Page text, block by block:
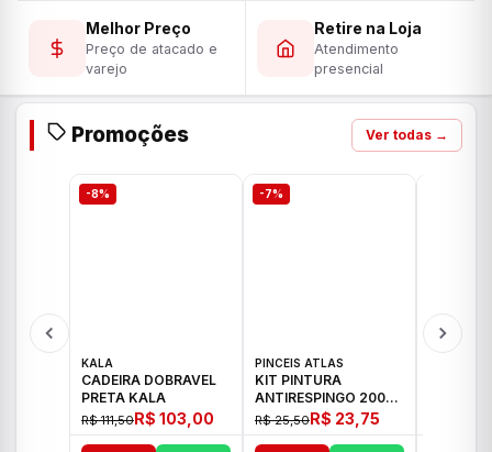
Melhor Preço
Preço de atacado e
varejo
Retire na Loja
Atendimento
presencial
Promoções Ver todas →
-8%
KALA
CADEIRA DOBRAVEL
PRETA KALA
R$ 111,50R$ 103,00
-7%
PINCEIS ATLAS
KIT PINTURA
ANTIRESPINGO 2003
ATLAS 03 PCS
R$ 25,50R$ 23,75